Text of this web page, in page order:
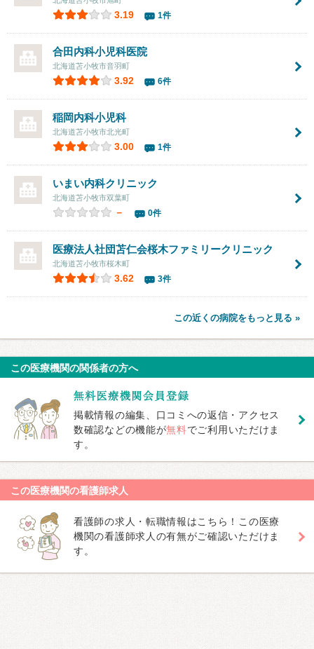
3.19 1件
合田内科小児科医院
北海道苫小牧市音羽町
3.92 6件
稲岡内科小児科
北海道苫小牧市北光町
3.00 1件
いまい内科クリニック
北海道苫小牧市双葉町
－ 0件
医療法人社団苫仁会桜木ファミリークリニック
北海道苫小牧市桜木町
3.62 3件
この近くの病院をもっと見る »
この医療機関の関係者の方へ
掲載情報の編集、口コミへの返信・アクセス
数確認などの機能が無料でご利用いただけま
す。
この医療機関の看護師求人
看護師の求人・転職情報はこちら！この医療
機関の看護師求人の有無がご確認いただけま
す。